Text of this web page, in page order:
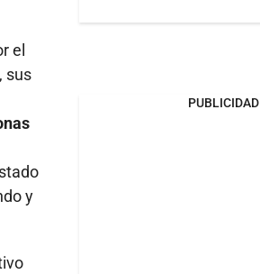
el
sus
y
PUBLICIDAD